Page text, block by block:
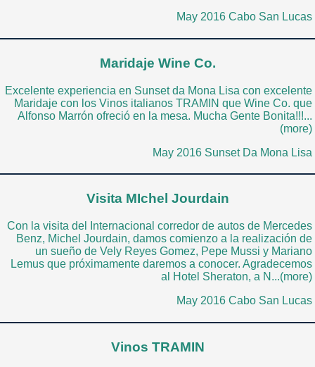
May 2016 Cabo San Lucas
Maridaje Wine Co.
Excelente experiencia en Sunset da Mona Lisa con excelente
Maridaje con los Vinos italianos TRAMIN que Wine Co. que
Alfonso Marrón ofreció en la mesa. Mucha Gente Bonita!!!...
(more)
May 2016 Sunset Da Mona Lisa
Visita MIchel Jourdain
Con la visita del Internacional corredor de autos de Mercedes
Benz, Michel Jourdain, damos comienzo a la realización de
un sueño de Vely Reyes Gomez, Pepe Mussi y Mariano
Lemus que próximamente daremos a conocer. Agradecemos
al Hotel Sheraton, a N...(more)
May 2016 Cabo San Lucas
Vinos TRAMIN